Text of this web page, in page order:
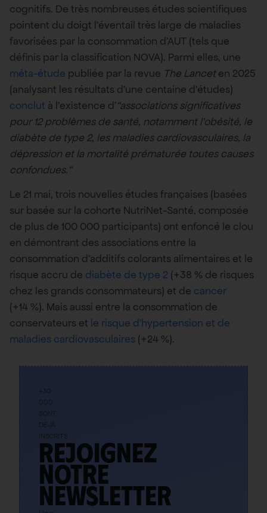
cognitifs. De très nombreuses études scientifiques
pointent du doigt l’éventail très large de maladies
favorisées par la consommation d’AUT (tels que
définis par la classification NOVA). Parmi elles, une
méta-étude publiée par la revue The Lanceten 2025
(analysant les résultats d’une centaine d’études)
conclut à l’existence d’“associations significatives
pour 12 problèmes de santé, notamment l’obésité, le
diabète de type 2, les maladies cardiovasculaires, la
dépression et la mortalité prématurée toutes causes
confondues.”
Le 21 mai, trois nouvelles études françaises (basées
sur basée sur la cohorte NutriNet-Santé, composée
de plus de 100 000 participants) ont enfoncé le clou
en démontrant des associations entre la
consommation d’additifs colorants alimentaires et le
risque accru de diabète de type 2 (+38 % de risques
chez les grands consommateurs) et de cancer
(+14 %). Mais aussi entre la consommation de
conservateurs et le risque d’hypertension et de
maladies cardiovasculaires (+24 %).
+30
000
SONT
DÉJÀ
INSCRITS
Rejoignez
notre
newsletter